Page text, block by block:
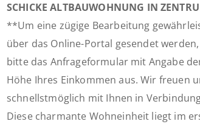
SCHICKE ALTBAUWOHNUNG IN
**Um eine zügige Bearbeitung
über das Online-Portal gesendet
bitte das Anfrageformular mit Angabe
Höhe Ihres Einkommen aus. Wir freuen
schnellstmöglich mit Ihnen in
Diese charmante Wohneinheit liegt im